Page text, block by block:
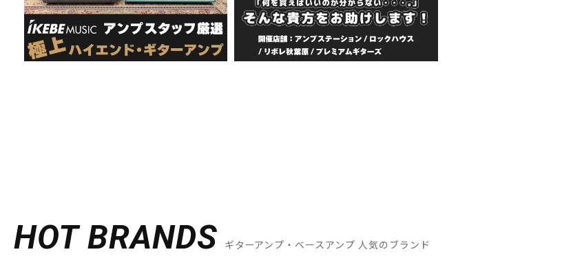
HOT BRANDS ギターアンプ・ベースアンプ 人気のブランド